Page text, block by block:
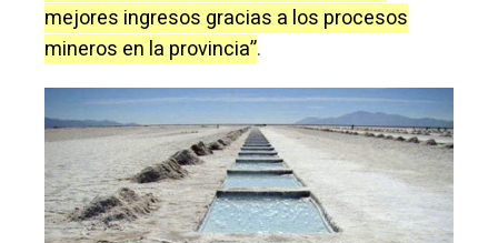
mejores ingresos gracias a los procesos
mineros en la provincia”.